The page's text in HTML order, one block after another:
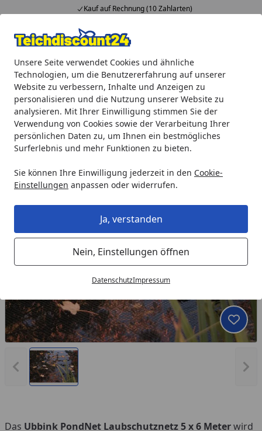
Unsere Seite verwendet Cookies und ähnliche
Technologien, um die Benutzererfahrung auf unserer
Website zu verbessern, Inhalte und Anzeigen zu
personalisieren und die Nutzung unserer Website zu
analysieren. Mit Ihrer Einwilligung stimmen Sie der
Verwendung von Cookies sowie der Verarbeitung Ihrer
persönlichen Daten zu, um Ihnen ein bestmögliches
Surferlebnis und mehr Funktionen zu bieten.
Sie können Ihre Einwilligung jederzeit in den Cookie-
Einstellungen anpassen oder widerrufen.
Ja, verstanden
Nein, Einstellungen öffnen
DatenschutzImpressum
Kauf auf Rechnung (10 Zahlarten)
Alle Produkte
Mein Konto
Suchen
Startseite
Ubbink PondNet Laubschutznetz 5 x 6 m
Ubbink PondNet Laubschutznetz 5
x 6 m
Vorheriges Bild anzeigen
Das Ubbink PondNet Laubschutznetz 5 x 6 Meterwird